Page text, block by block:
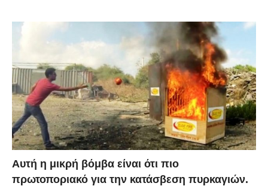
Αυτή η μικρή βόμβα είναι ότι πιο
πρωτοποριακό για την κατάσβεση πυρκαγιών.